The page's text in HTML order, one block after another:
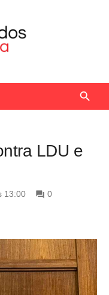
LDU e
13:00 0